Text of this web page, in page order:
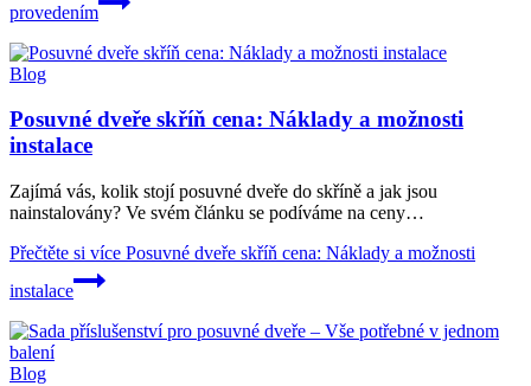
provedením
Blog
Posuvné dveře skříň cena: Náklady a možnosti
instalace
Zajímá vás, kolik stojí posuvné dveře do skříně a jak jsou
nainstalovány? Ve svém článku se podíváme na ceny…
Přečtěte si více Posuvné dveře skříň cena: Náklady a možnosti
instalace
Blog